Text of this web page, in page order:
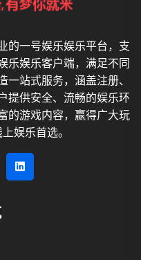
的一号娱乐娱乐平台，支
乐娱乐客户端，满足不同
站式服务，涵盖注册、
提供安全、流畅的娱乐环
的游戏内容，赢得广大玩
娱乐首选。